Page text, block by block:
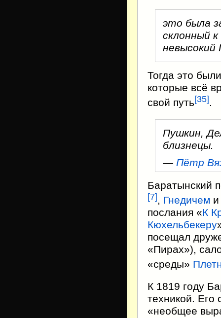
это была
склонный
Тогда это
которые всё
свой путь[35] .
Пушкин,
близнецы.
— Пётр
Баратынский
[7], Гнедичем
послания «К
Кюхельбекеру
посещал
«Пирах»),
«среды»
К 1819 году
техникой. Его
«необщее